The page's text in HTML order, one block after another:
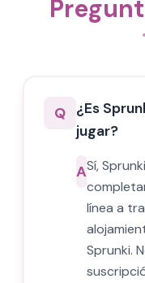
Q ¿Es
jugar?
ASí,
línea a
Sprunki.